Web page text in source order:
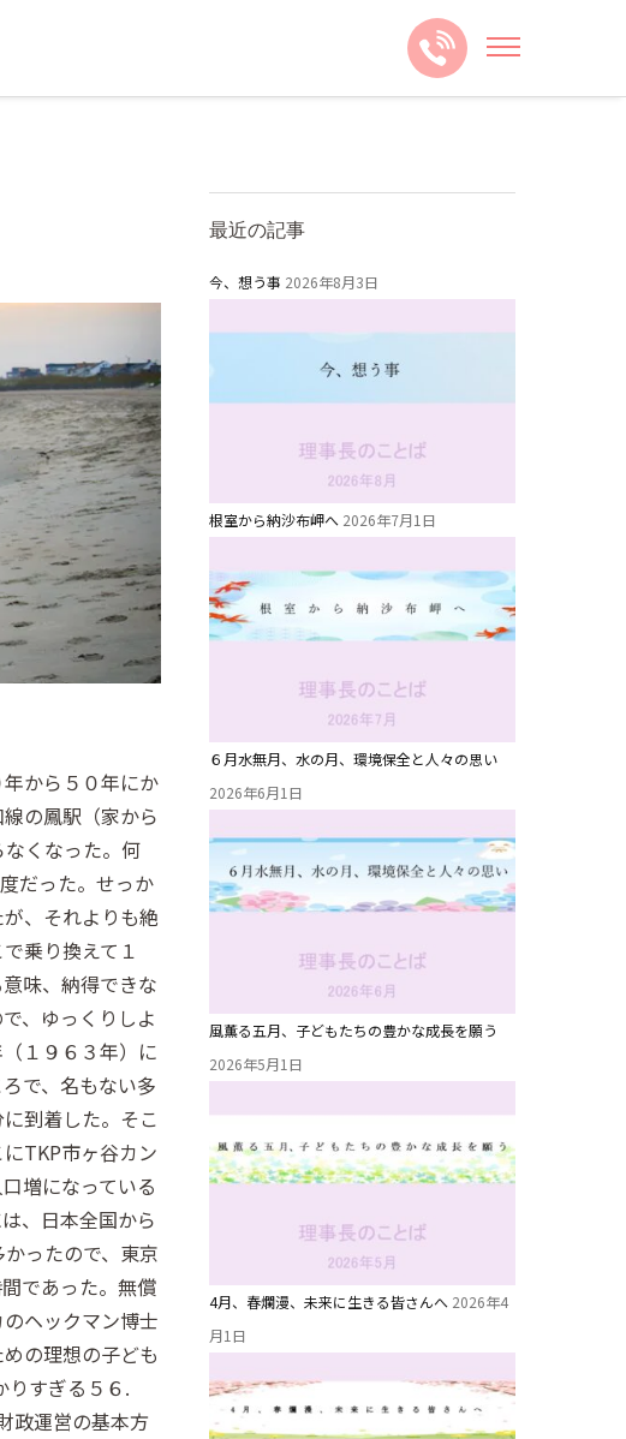
から５０年にか
の鳳駅（家から
くなった。何
だった。せっか
、それよりも絶
乗り換えて１
味、納得できな
、ゆっくりしよ
１９６３年）に
で、名もない多
到着した。そこ
TKP市ヶ谷カン
増になっている
、日本全国から
ったので、東京
であった。無償
ヘックマン博士
の理想の子ども
りすぎる５６.
政運営の基本方
最近の記事
今、想う事 2026年8月3日
根室から納沙布岬へ 2026年7月1日
６月水無月、水の月、環境保全と人々の思い
2026年6月1日
風薫る五月、子どもたちの豊かな成長を願う
2026年5月1日
4月、春爛漫、未来に生きる皆さんへ 2026年4
月1日